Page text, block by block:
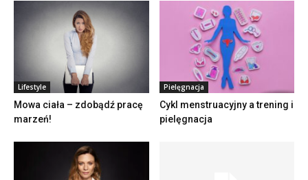
Lifestyle
Mowa ciała – zdobądź pracę
marzeń!
Pielęgnacja
Cykl menstruacyjny a trening i
pielęgnacja